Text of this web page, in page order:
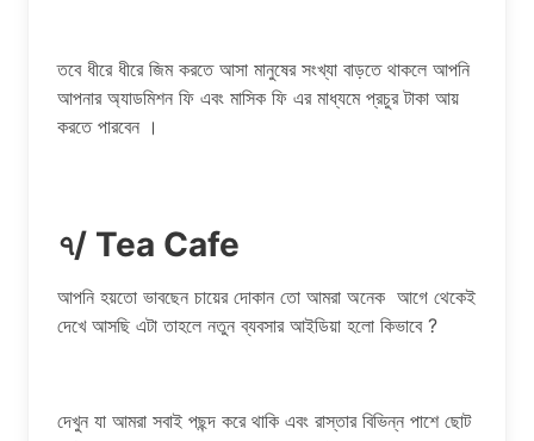
তবে ধীরে ধীরে জিম করতে আসা মানুষের সংখ্যা বাড়তে থাকলে আপনি
আপনার অ্যাডমিশন ফি এবং মাসিক ফি এর মাধ্যমে প্রচুর টাকা আয়
করতে পারবেন ।
৭/ Tea Cafe
আপনি হয়তো ভাবছেন চায়ের দোকান তো আমরা অনেক আগে থেকেই
দেখে আসছি এটা তাহলে নতুন ব্যবসার আইডিয়া হলো কিভাবে ?
দেখুন যা আমরা সবাই পছন্দ করে থাকি এবং রাস্তার বিভিন্ন পাশে ছোট